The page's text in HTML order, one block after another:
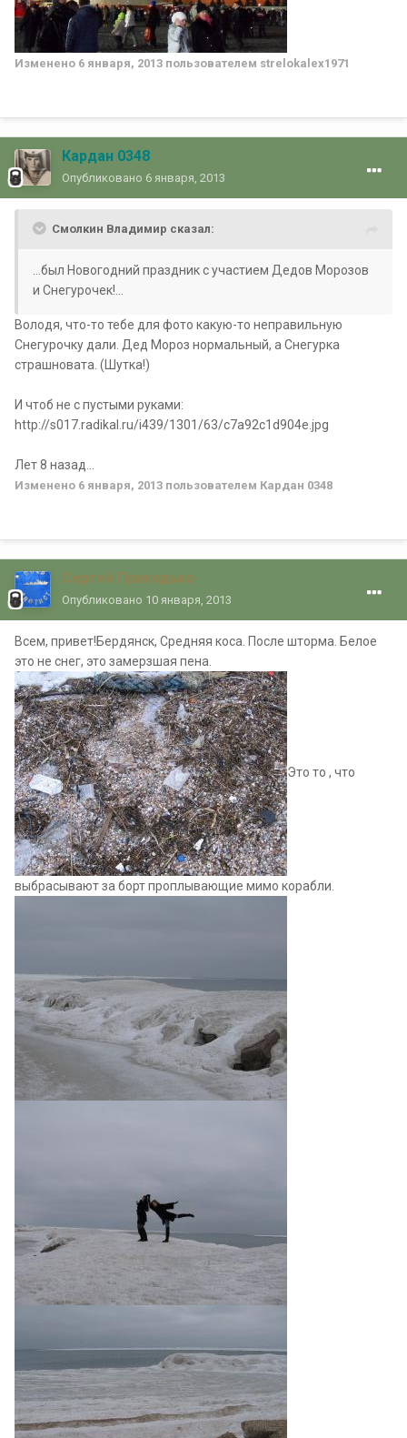
Изменено 6 января, 2013 пользователем strelokalex1971
Кардан 0348
Опубликовано 6 января, 2013
Смолкин Владимир сказал:
...был Новогодний праздник с участием Дедов Морозов
и Снегурочек!...
Володя, что-то тебе для фото какую-то неправильную
Снегурочку дали. Дед Мороз нормальный, а Снегурка
страшновата. (Шутка!)
И чтоб не с пустыми руками:
http://s017.radikal.ru/i439/1301/63/c7a92c1d904e.jpg
Лет 8 назад...
Изменено 6 января, 2013 пользователем Кардан 0348
Сергей Приходько
Опубликовано 10 января, 2013
Всем, привет!Бердянск, Средняя коса. После шторма. Белое
это не снег, это замерзшая пена.
Это то , что
выбрасывают за борт проплывающие мимо корабли.